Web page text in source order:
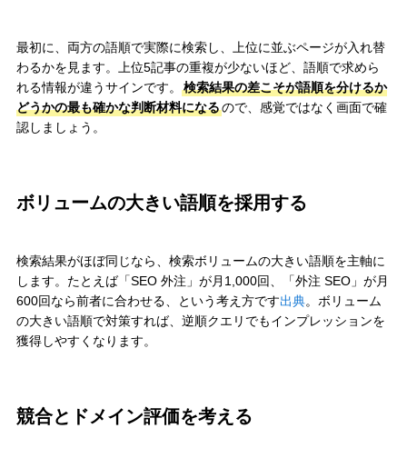
最初に、両方の語順で実際に検索し、上位に並ぶページが入れ替
わるかを見ます。上位5記事の重複が少ないほど、語順で求めら
れる情報が違うサインです。
検索結果の差こそが語順を分けるか
どうかの最も確かな判断材料になるので、感覚ではなく画面で確
認しましょう。
ボリュームの大きい語順を採用する
検索結果がほぼ同じなら、検索ボリュームの大きい語順を主軸に
します。たとえば「SEO 外注」が月1,000回、「外注 SEO」が月
600回なら前者に合わせる、という考え方です出典。ボリューム
の大きい語順で対策すれば、逆順クエリでもインプレッションを
獲得しやすくなります。
競合とドメイン評価を考える